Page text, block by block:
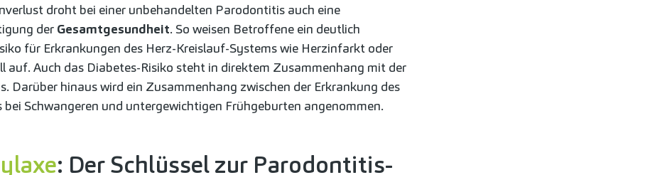
droht bei einer unbehandelten Parodontitis auch eine
der Gesamtgesundheit. So weisen Betroffene ein deutlich
für Erkrankungen des Herz-Kreislauf-Systems wie Herzinfarkt oder
auf. Auch das Diabetes-Risiko steht in direktem Zusammenhang mit der
Darüber hinaus wird ein Zusammenhang zwischen der Erkrankung des
Schwangeren und untergewichtigen Frühgeburten angenommen.
: Der Schlüssel zur Parodontitis-